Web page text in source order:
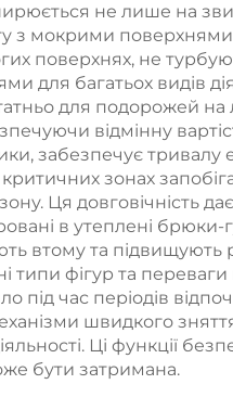
не лише на
з мокрими
поверхнях, не
для багатьох видів
для подорожей на
відмінну
забезпечує тривалу
зонах
Ця довговічність
в утеплені брюки-
втому та підвищують
типи фігур та
під час періодів
швидкого зняття
Ці функції
бути затримана.